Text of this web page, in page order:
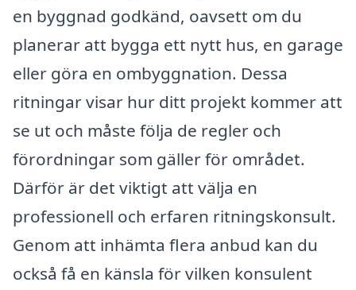
en byggnad godkänd, oavsett om du
planerar att bygga ett nytt hus, en garage
eller göra en ombyggnation. Dessa
ritningar visar hur ditt projekt kommer att
se ut och måste följa de regler och
förordningar som gäller för området.
Därför är det viktigt att välja en
professionell och erfaren ritningskonsult.
Genom att inhämta flera anbud kan du
också få en känsla för vilken konsulent